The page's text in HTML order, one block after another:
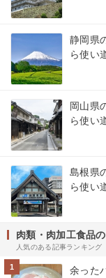
静岡県
ら使い
岡山県
ら使い
島根県
ら使い
肉類・肉加工食品
人気のある記事ランキング
1
余った